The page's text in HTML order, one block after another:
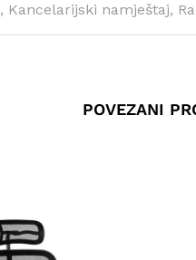
, Kancelarijski namještaj,
POVEZANI